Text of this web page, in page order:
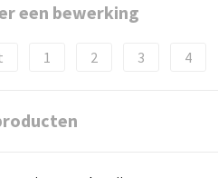
een bewerking
1 2 3 4